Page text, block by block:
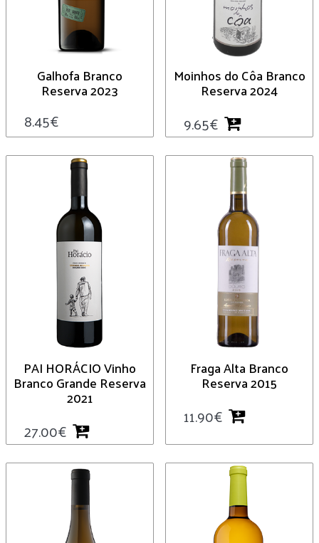
Galhofa Branco
Reserva 2023
8.45€
Moinhos do Côa Branco
Reserva 2024
9.65€
PAI HORÁCIO Vinho
Branco Grande Reserva
2021
27.00€
Fraga Alta Branco
Reserva 2015
11.90€